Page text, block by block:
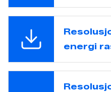
energi